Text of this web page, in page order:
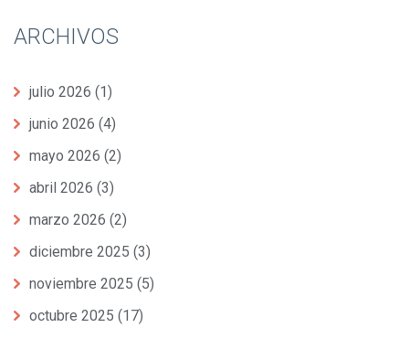
ARCHIVOS
julio 2026 (1)
junio 2026 (4)
mayo 2026 (2)
abril 2026 (3)
marzo 2026 (2)
diciembre 2025 (3)
noviembre 2025 (5)
octubre 2025 (17)